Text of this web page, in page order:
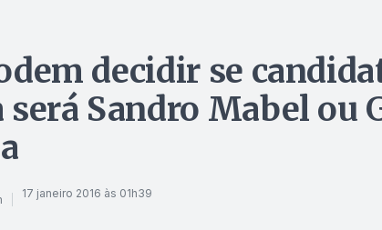
decidir se
será Sandro Mabel ou
17 janeiro 2016 às 01h39